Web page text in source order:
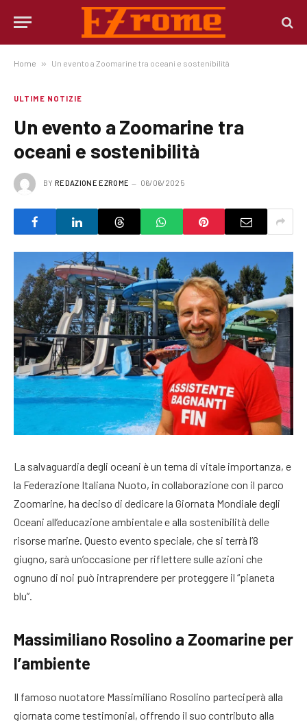
Home » Un evento a Zoomarine tra oceani e sostenibilità
ULTIME NOTIZIE
Un evento a Zoomarine tra
oceani e sostenibilità
BY REDAZIONE EZROME 06/06/2025
La salvaguardia degli oceani è un tema di vitale importanza, e
la Federazione Italiana Nuoto, in collaborazione con il parco
Zoomarine, ha deciso di dedicare la Giornata Mondiale degli
Oceani all’educazione ambientale e alla sostenibilità delle
risorse marine. Questo evento speciale, che si terrà l’8
giugno, sarà un’occasione per riflettere sulle azioni che
ognuno di noi può intraprendere per proteggere il “pianeta
blu”.
Massimiliano Rosolino a Zoomarine per
l’ambiente
Il famoso nuotatore Massimiliano Rosolino parteciperà alla
giornata come testimonial, offrendo il suo contributo alla